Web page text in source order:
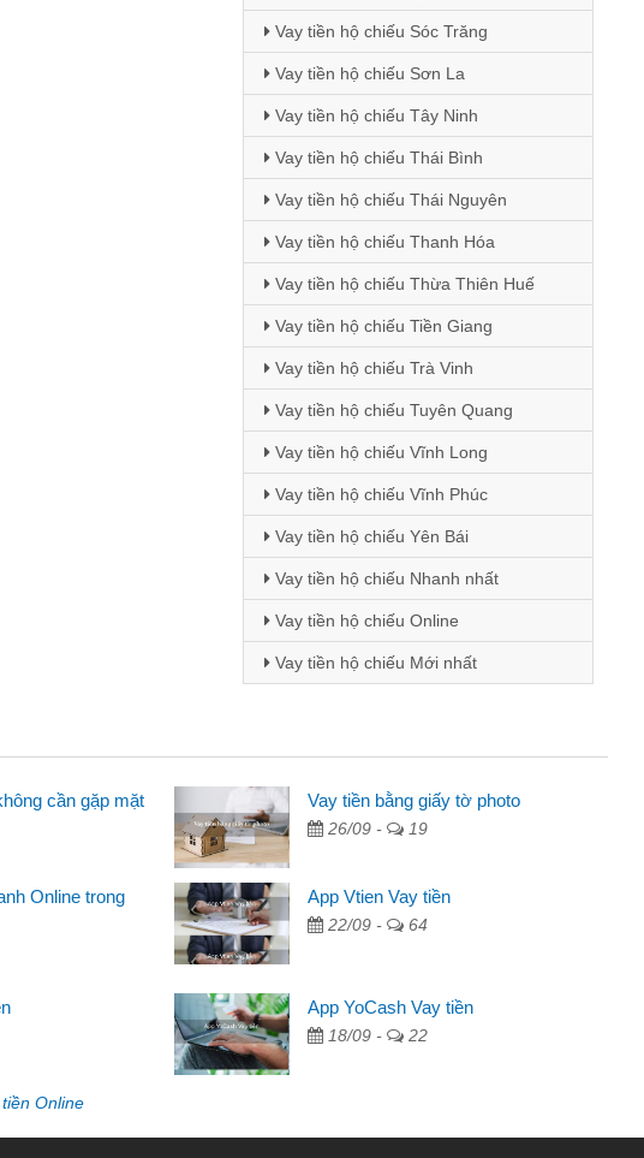
Vay tiền hộ chiếu Sóc Trăng
Vay tiền hộ chiếu Sơn La
Vay tiền hộ chiếu Tây Ninh
Vay tiền hộ chiếu Thái Bình
Vay tiền hộ chiếu Thái Nguyên
Vay tiền hộ chiếu Thanh Hóa
Vay tiền hộ chiếu Thừa Thiên Huế
Vay tiền hộ chiếu Tiền Giang
Vay tiền hộ chiếu Trà Vinh
Vay tiền hộ chiếu Tuyên Quang
Vay tiền hộ chiếu Vĩnh Long
Vay tiền hộ chiếu Vĩnh Phúc
Vay tiền hộ chiếu Yên Bái
Vay tiền hộ chiếu Nhanh nhất
Vay tiền hộ chiếu Online
Vay tiền hộ chiếu Mới nhất
Mai Lan - Sinh viên
Tôi biết đến thông qua quảng cáo trên facebook. Tôi là
sinh viên nên cần đóng tiền nhà, sinh nhật bạn bè, mà đọc
thấy thủ tục nhanh gọn nên tôi quyết định vay
Mất 2 tuần các ngân hàng không ai cho vay. Trong khi
cần có 2 triệu để giải quyết việc riêng, trong 1-2 ngày tôi trả
được thôi. Cảm ơn đã giúp tôi kịp thời và nhanh chóng
cần gặp mặt Vay tiền bằng giấy tờ photo
26/09 - 19
Online trong
App Vtien Vay tiền
22/09 - 64
App YoCash Vay tiền
18/09 - 22
tiền Online